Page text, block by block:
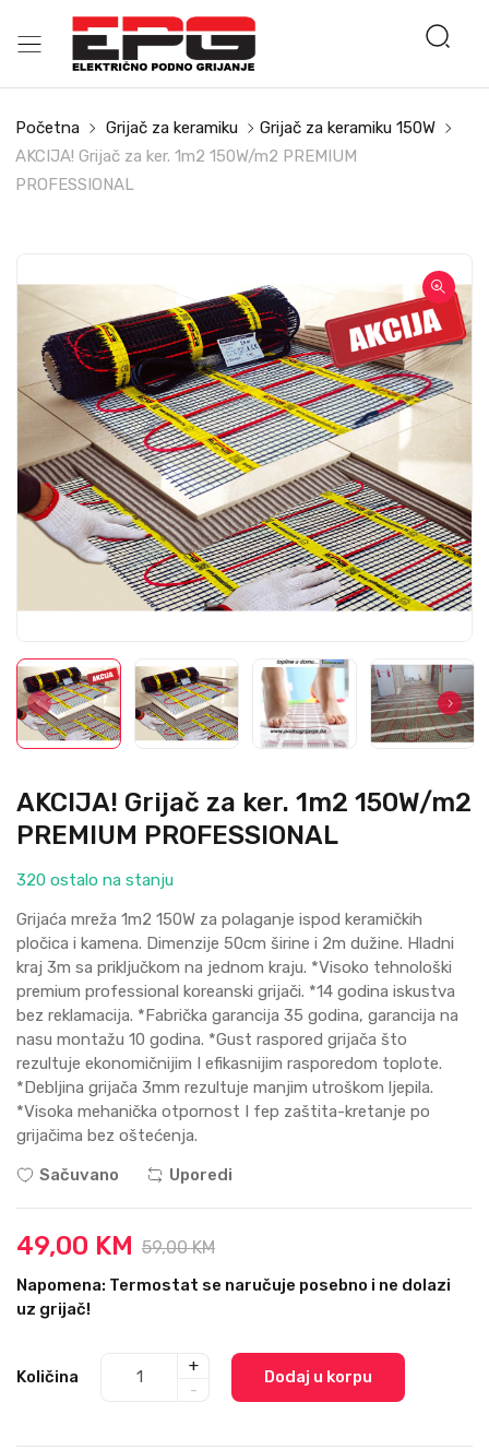
Početna Grijač za keramiku
Grijač za keramiku 150W
AKCIJA! Grijač za ker. 1m2 150W/m2 PREMIUM
PROFESSIONAL
AKCIJA! Grijač za ker. 1m2 150W/m2
PREMIUM PROFESSIONAL
320 ostalo na stanju
Griјaća mreža 1m2 150W za polaganje ispod keramičkih
pločica i kamena. Dimenziјe 50cm širine i 2m dužine. Hladni
kraј 3m sa priključkom na јednom kraјu. *Visoko tehnološki
premium professional koreanski grijači. *14 godina iskustva
bez reklamacija. *Fabrička garancija 35 godina, garancija na
nasu montažu 10 godina. *Gust raspored grijača što
rezultuje ekonomičnijim I efikasnijim rasporedom toplote.
*Debljina grijača 3mm rezultuje manjim utroškom ljepila.
*Visoka mehanička otpornost I fep zaštita-kretanje po
grijačima bez oštećenja.
Sačuvano
Uporedi
49,00 KM 59,00 KM
Napomena: Termostat se naručuje posebno i ne dolazi
uz grijač!
Količina
+
-
Dodaj u korpu